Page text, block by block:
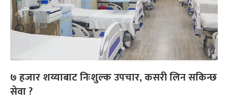
७ हजार शय्याबाट निःशुल्क उपचार, कसरी लिन सकिन्छ
सेवा ?